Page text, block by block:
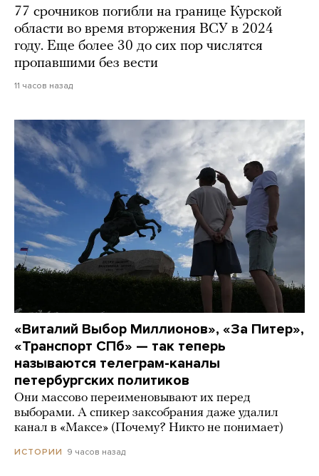
77 срочников погибли на границе Курской
области во время вторжения ВСУ в 2024
году. Еще более 30 до сих пор числятся
пропавшими без вести
11 часов назад
«Виталий Выбор Миллионов», «За Питер»,
«Транспорт СПб» — так теперь
называются телеграм-каналы
петербургских политиков
Они массово переименовывают их перед
выборами. А спикер заксобрания даже удалил
канал в «Максе» (Почему? Никто не понимает)
ИСТОРИИ 9 часов назад